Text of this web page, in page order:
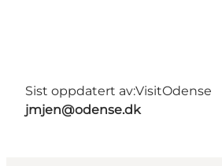
Sist oppdatert av:VisitOdense
jmjen@odense.dk